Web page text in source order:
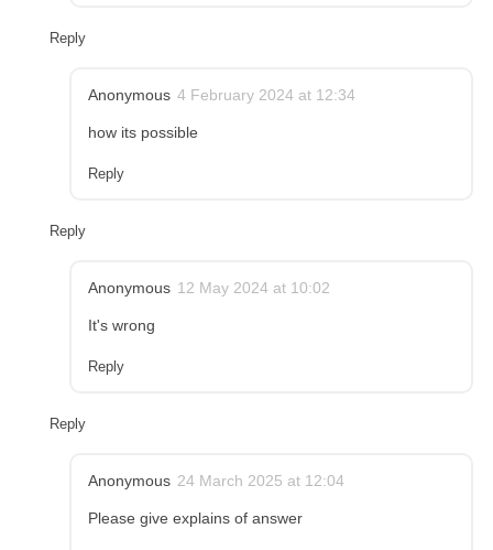
Reply
Anonymous 4 February 2024 at 12:34
how its possible
Reply
Reply
Anonymous 12 May 2024 at 10:02
It's wrong
Reply
Reply
Anonymous 24 March 2025 at 12:04
Please give explains of answer